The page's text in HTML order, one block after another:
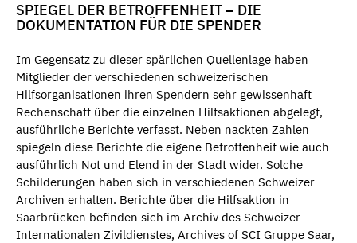
SPIEGEL DER BETROFFENHEIT – DIE
DOKUMENTATION FÜR DIE SPENDER
Im Gegensatz zu dieser spärlichen Quellenlage haben
Mitglieder der verschiedenen schweizerischen
Hilfsorganisationen ihren Spendern sehr gewissenhaft
Rechenschaft über die einzelnen Hilfsaktionen abgelegt,
ausführliche Berichte verfasst. Neben nackten Zahlen
spiegeln diese Berichte die eigene Betroffenheit wie auch
ausführlich Not und Elend in der Stadt wider. Solche
Schilderungen haben sich in verschiedenen Schweizer
Archiven erhalten. Berichte über die Hilfsaktion in
Saarbrücken befinden sich im Archiv des Schweizer
Internationalen Zivildienstes, Archives of SCI Gruppe Saar,